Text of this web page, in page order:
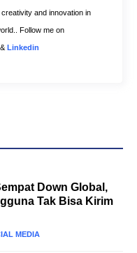
and innovation in
Follow me on
& Linkedin
Down Global,
Tak Bisa Kirim
MEDIA